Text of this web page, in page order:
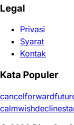
Legal
Privasi
Syarat
Kontak
Kata Populer
cancelforward
calmwishdecline